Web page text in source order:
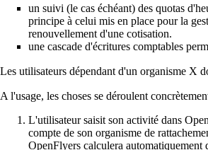
un suivi (le cas échéant) des quotas
principe à celui mis en place pour la
renouvellement d'une cotisation.
une cascade d'écritures comptables
Les utilisateurs dépendant d'un organisme X
A l'usage, les choses se déroulent
L'utilisateur saisit son activité dans
compte de son organisme de
OpenFlyers calculera automatiquement